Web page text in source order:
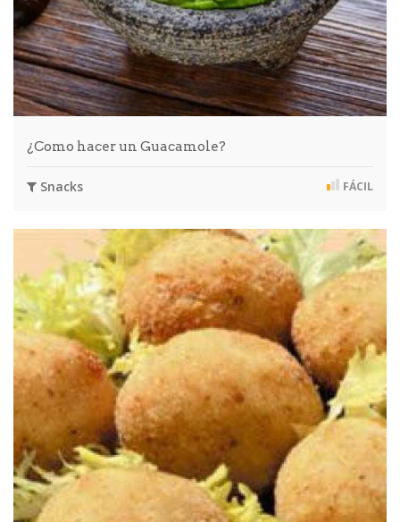
¿Como hacer un Guacamole?
Snacks FÁCIL